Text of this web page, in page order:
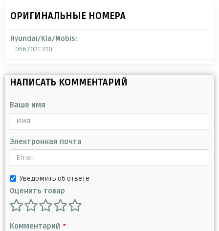
ОРИГИНАЛЬНЫЕ НОМЕРА
Hyundai/Kia/Mobis:
956702E310
НАПИСАТЬ КОММЕНТАРИЙ
Ваше имя
Электронная почта
Уведомить об ответе
Оценить товар
Комментарий *